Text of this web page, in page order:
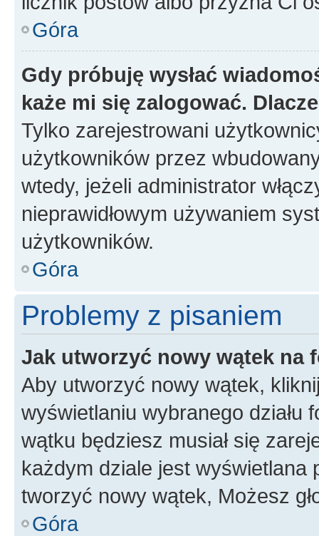
Góra
Gdy próbuję wysłać
każe mi się zalogować.
Tylko zarejestrowani
użytkowników przez
wtedy, jeżeli administrator
nieprawidłowym używaniem
użytkowników.
Góra
Problemy z pisaniem
Jak utworzyć nowy wątek na
Aby utworzyć nowy wątek,
wyświetlaniu wybranego działu
wątku będziesz musiał się
każdym dziale jest wyświetlana
tworzyć nowy wątek, Możesz
Góra